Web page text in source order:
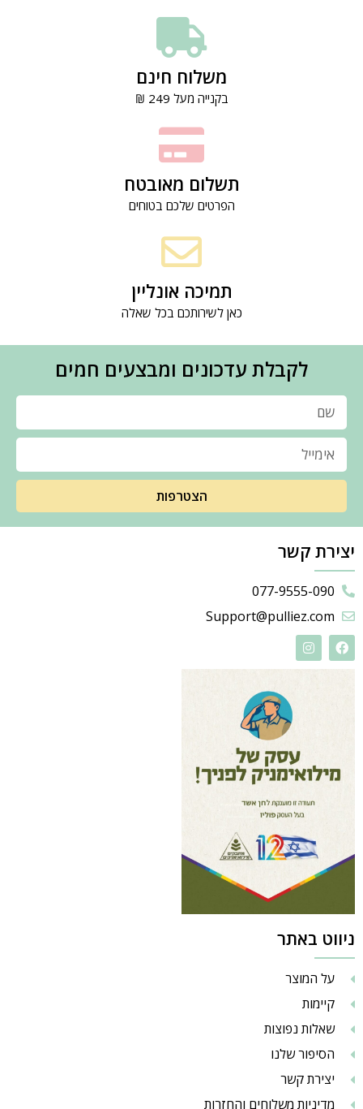
משלוח חינם
בקנייה מעל 249 ₪
תשלום מאובטח
הפרטים שלכם בטוחים
תמיכה אונליין
כאן לשירותכם בכל שאלה
לקבלת עדכונים ומבצעים חמים
הצטרפות
יצירת קשר
077-9555-090
Support@pulliez.com
ניווט באתר
על המוצר
קיימות
שאלות נפוצות
הסיפור שלנו
יצירת קשר
מדיניות משלוחים והחזרות